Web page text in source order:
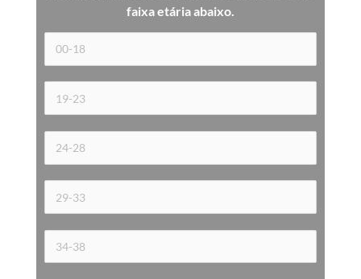
faixa etária abaixo.